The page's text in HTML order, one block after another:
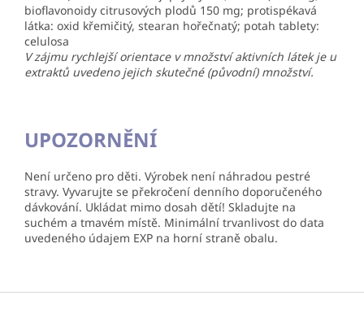
bioflavonoidy citrusových plodů 150 mg; protispékavá
látka: oxid křemičitý, stearan hořečnatý; potah tablety:
celulosa
V zájmu rychlejší orientace v množství aktivních látek je u
extraktů uvedeno jejich skutečné (původní) množství.
UPOZORNĚNÍ
Není určeno pro děti. Výrobek není náhradou pestré
stravy. Vyvarujte se překročení denního doporučeného
dávkování. Ukládat mimo dosah dětí! Skladujte na
suchém a tmavém místě. Minimální trvanlivost do data
uvedeného údajem EXP na horní straně obalu.
Z